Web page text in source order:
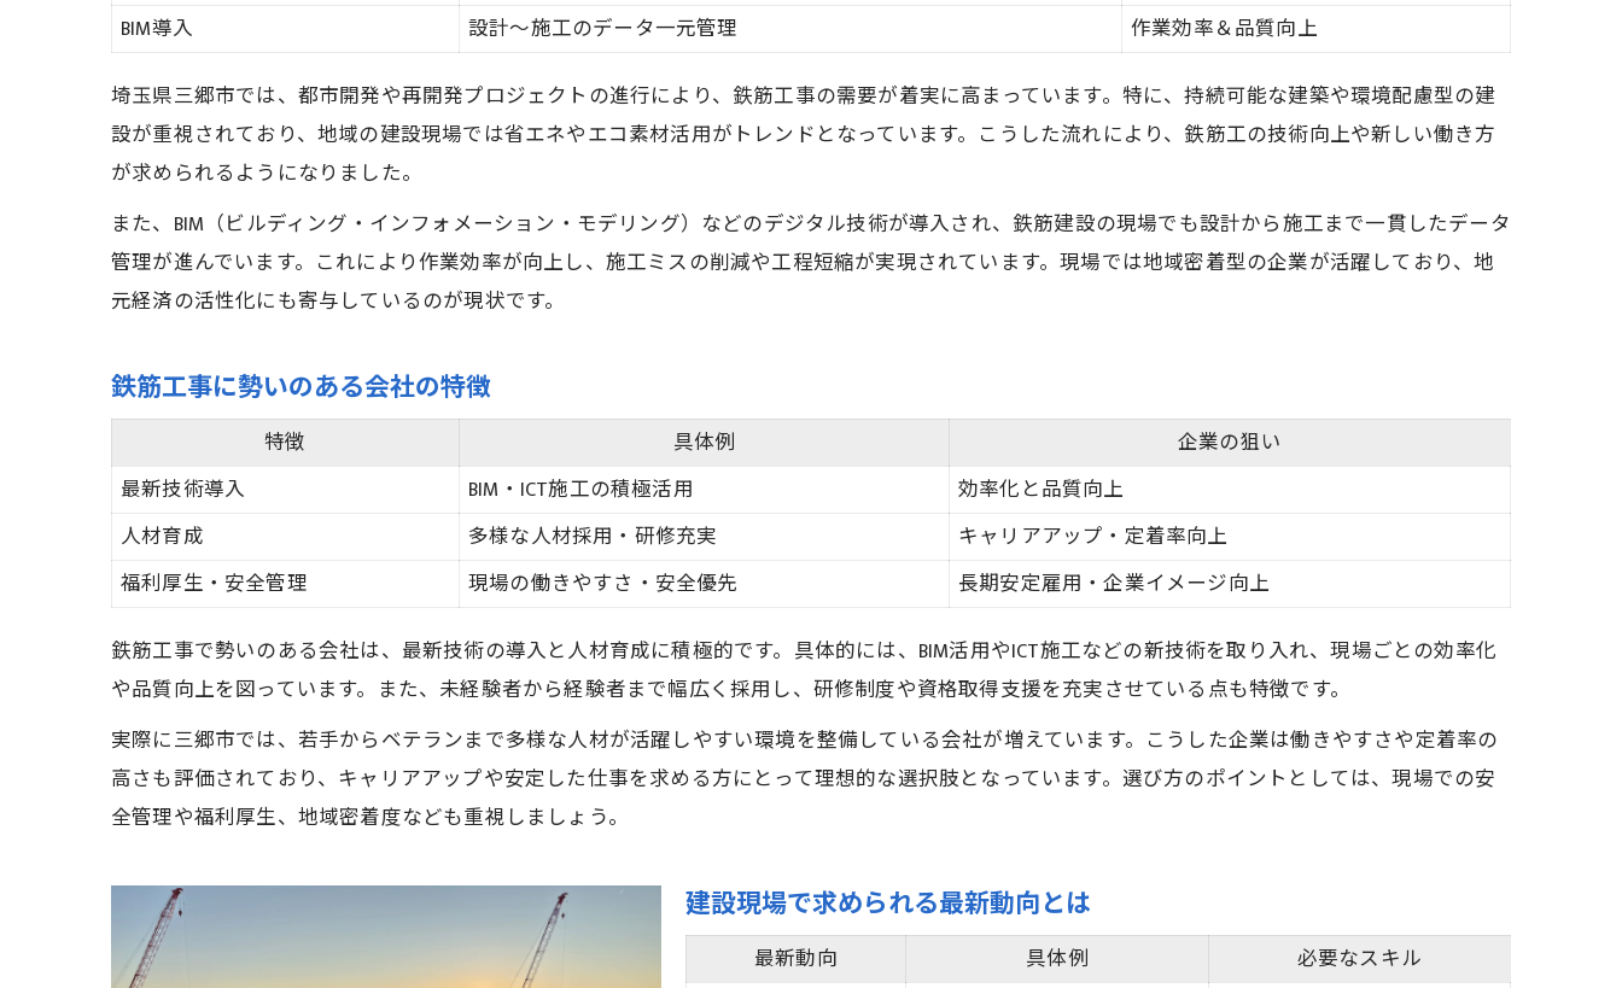
鉄筋工事を通じた三郷市の未来像
新時代の建設トレンドと地域活性化
鉄筋現場で求められる最新スキルと転職術
鉄筋現場で必須のスキル比較表
鉄筋工事でキャリアアップする方法
地域で話題の鉄筋建設動向を徹底分析
三郷市の建設動向を比較する表
鉄筋業界で増加する注目案件の傾向
建設トレンドが変える現場の働き方
鉄筋工事で話題の最新技術を紹介
将来性ある鉄筋会社の選び方と注目点
将来性を比較できる鉄筋会社チェック表
建設現場で選ばれる理由を解説
転職希望者が注目すべきポイント
BIM導入
設計〜施工のデータ一元管理
作業効率＆品質向上
埼玉県三郷市では、都市開発や再開発プロジェクトの進行により、鉄筋工事の需要が着実に高まっています。特に、持続可能な建築や環境配慮型の建
設が重視されており、地域の建設現場では省エネやエコ素材活用がトレンドとなっています。こうした流れにより、鉄筋工の技術向上や新しい働き方
が求められるようになりました。
また、BIM（ビルディング・インフォメーション・モデリング）などのデジタル技術が導入され、鉄筋建設の現場でも設計から施工まで一貫したデータ
管理が進んでいます。これにより作業効率が向上し、施工ミスの削減や工程短縮が実現されています。現場では地域密着型の企業が活躍しており、地
元経済の活性化にも寄与しているのが現状です。
鉄筋工事に勢いのある会社の特徴
特徴 具体例
企業の狙い
最新技術導入
BIM・ICT施工の積極活用
効率化と品質向上
人材育成
多様な人材採用・研修充実
キャリアアップ・定着率向上
福利厚生・安全管理
現場の働きやすさ・安全優先
長期安定雇用・企業イメージ向上
鉄筋工事で勢いのある会社は、最新技術の導入と人材育成に積極的です。具体的には、BIM活用やICT施工などの新技術を取り入れ、現場ごとの効率化
や品質向上を図っています。また、未経験者から経験者まで幅広く採用し、研修制度や資格取得支援を充実させている点も特徴です。
実際に三郷市では、若手からベテランまで多様な人材が活躍しやすい環境を整備している会社が増えています。こうした企業は働きやすさや定着率の
高さも評価されており、キャリアアップや安定した仕事を求める方にとって理想的な選択肢となっています。選び方のポイントとしては、現場での安
全管理や福利厚生、地域密着度なども重視しましょう。
建設現場で求められる最新動向とは
最新動向 具体例
必要なスキル